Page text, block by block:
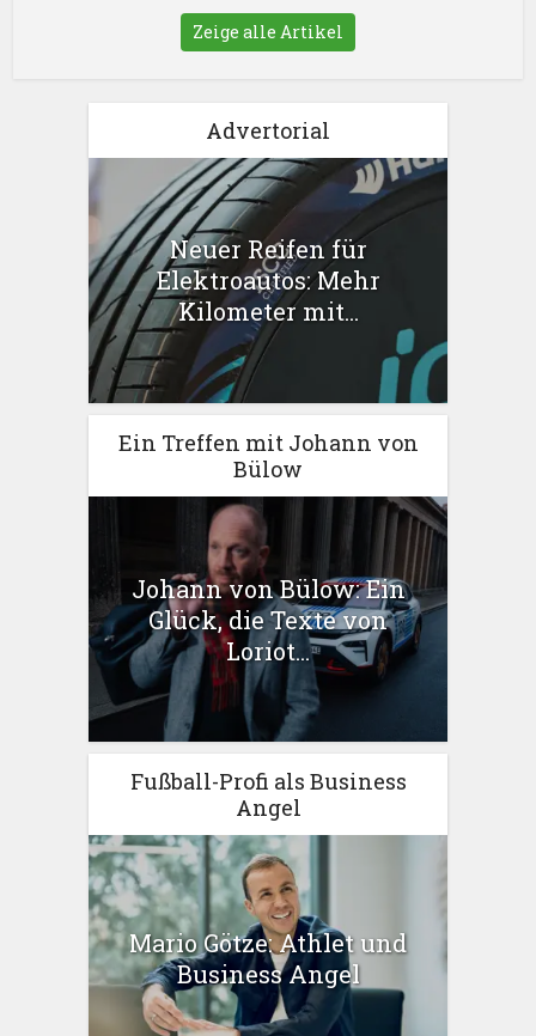
Zeige alle Artikel
Advertorial
Neuer Reifen für
Elektroautos: Mehr
Kilometer mit...
Ein Treffen mit Johann von
Bülow
Johann von Bülow: Ein
Glück, die Texte von
Loriot...
Fußball-Profi als Business
Angel
Mario Götze: Athlet und
Business Angel